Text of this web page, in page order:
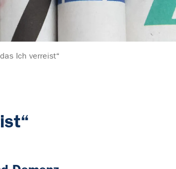
Ich verreist“